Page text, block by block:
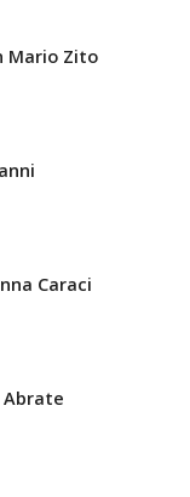
Mario Zito
Caraci
Abrate